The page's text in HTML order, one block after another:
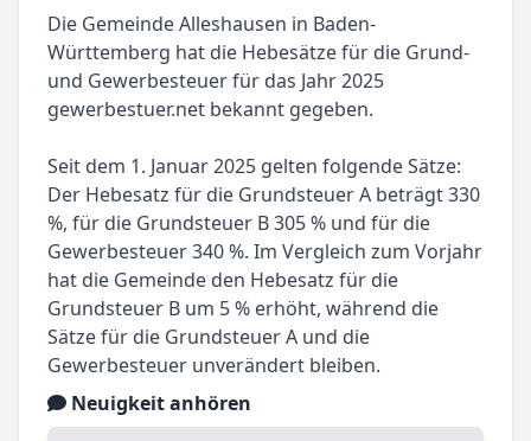
Die Gemeinde Alleshausen in Baden-
Württemberg hat die Hebesätze für die Grund-
und Gewerbesteuer für das Jahr 2025
gewerbestuer.net bekannt gegeben.
Seit dem 1. Januar 2025 gelten folgende Sätze:
Der Hebesatz für die Grundsteuer A beträgt 330
%, für die Grundsteuer B 305 % und für die
Gewerbesteuer 340 %. Im Vergleich zum Vorjahr
hat die Gemeinde den Hebesatz für die
Grundsteuer B um 5 % erhöht, während die
Sätze für die Grundsteuer A und die
Gewerbesteuer unverändert bleiben.
Neuigkeit anhören